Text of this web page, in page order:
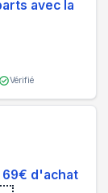
avec la
Vérifié
69€ d'achat